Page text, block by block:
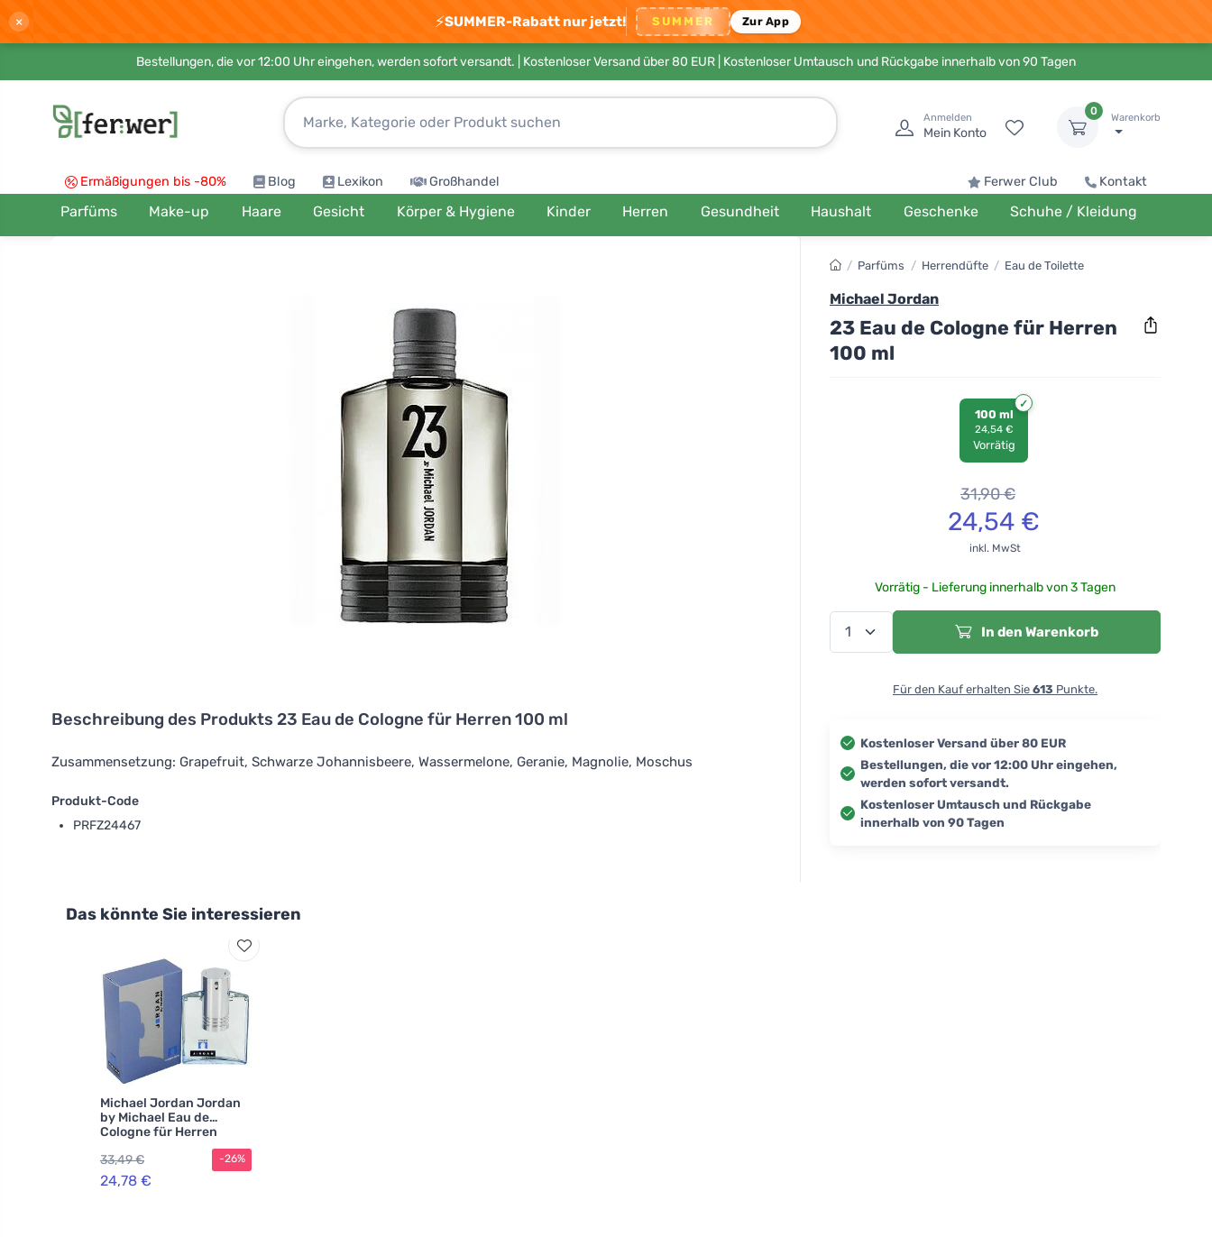
× ⚡SUMMER-Rabatt nur jetzt! SUMMER Zur App
Bestellungen, die vor 12:00 Uhr eingehen, werden sofort versandt. | Kostenloser Versand über 80 EUR | Kostenloser Umtausch und Rückgabe innerhalb von 90 Tagen
Anmelden
Mein Konto
0
Warenkorb
Ermäßigungen bis -80% Blog Lexikon Großhandel Ferwer Club Kontakt
Parfüms Make-up Haare Gesicht Körper & Hygiene Kinder Herren Gesundheit Haushalt Geschenke Schuhe / Kleidung
Beschreibung des Produkts 23 Eau de Cologne für Herren 100 ml
Zusammensetzung: Grapefruit, Schwarze Johannisbeere, Wassermelone, Geranie, Magnolie, Moschus
Produkt-Code
PRFZ24467
/ Parfüms / Herrendüfte / Eau de Toilette
Michael Jordan
23 Eau de Cologne für Herren
100 ml
100 ml
24,54 €
Vorrätig
31,90€
24,54€
inkl. MwSt
Vorrätig - Lieferung innerhalb von 3 Tagen
In den Warenkorb
Für den Kauf erhalten Sie 613 Punkte.
Kostenloser Versand über 80 EUR
Bestellungen, die vor 12:00 Uhr eingehen,
werden sofort versandt.
Kostenloser Umtausch und Rückgabe
innerhalb von 90 Tagen
Das könnte Sie interessieren
Michael Jordan Jordan
by Michael Eau de
Cologne für Herren
33,49 €
24,78 €
-26%